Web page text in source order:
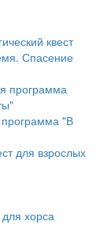
квест
Спасение
программа
программа "В
для взрослых
хорса